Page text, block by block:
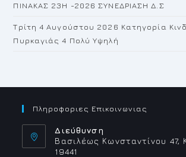
ΠΙΝΑΚΑΣ 23H -2026 ΣΥΝΕΔΡΙΑΣΗ Δ.Σ
Τρίτη 4 Αυγούστου 2026 Κατηγορία
Πυρκαγιάς 4 Πολύ Υψηλή
Πληροφοριες Επικοινωνιας
Διεύθυνση
Βασιλέως Κωνσταντίνου 47,
19441